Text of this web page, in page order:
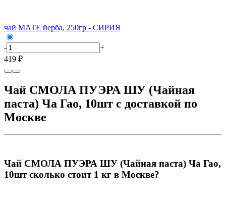
чай МАТЕ йерба, 250гр - СИРИЯ
-
+
419 ₽
Чай СМОЛА ПУЭРА ШУ (Чайная
паста) Ча Гао, 10шт с доставкой по
Москве
Чай СМОЛА ПУЭРА ШУ (Чайная паста) Ча Гао,
10шт сколько стоит 1 кг в Москве?